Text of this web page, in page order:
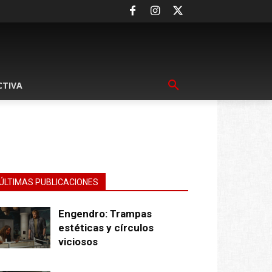
PUBLICACIONES
Engendro: Trampas
estéticas y círculos
viciosos